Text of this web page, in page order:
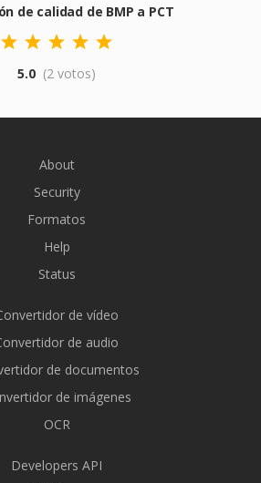
de calidad de BMP a PCT
5.0 (2 votos)
About
Security
Formatos
Help
Status
de vídeo
de audio
de documentos
de imágenes
OCR
Developers API